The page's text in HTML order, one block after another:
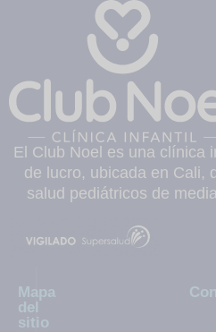
El Club Noel es una clínica
de lucro, ubicada en Cali,
salud pediátricos de
Mapa
del
sitio